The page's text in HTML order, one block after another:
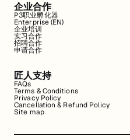
企业合作
P3职业孵化器
Enterprise (EN)
企业培训
实习合作
招聘合作
申请合作
匠人支持
FAQs
Terms & Conditions
Privacy Policy
Cancellation & Refund Policy
Site map